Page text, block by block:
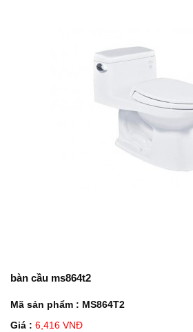
bàn cầu ms864t2
Mã sản phẩm : MS864T2
Giá : 6,416 VNĐ